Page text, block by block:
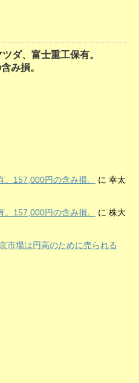
ダ、富士重工保有。
み損。
157,000円の含み損。 に 幸太
157,000円の含み損。
に 株大
市場は円高のために売られる